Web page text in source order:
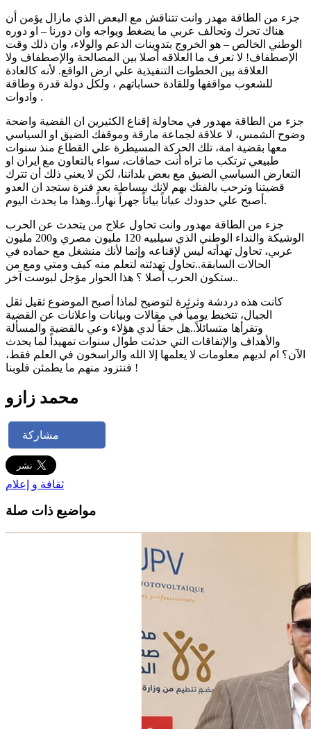
جزء من الطاقة مهدر وانت تتناقش مع البعض الذي مازال يؤمن أن
هناك تحرك وتحالف عربي ما يضغط ويواجه وان دورنا – او دوره
الوطني الخالص – هو الخروج بتدوينات الدعم والولاء، وان ذلك وقت
الإصطفاف! لا تعرف ما العلاقه أصلا بين المصالحة والإصطفاف ولا
العلاقة بين الخطوات التنفيذية علي ارض الواقع. لأنه كالعادة
للشعوب مواقفها وللقادة حساباتهم ، ولكل دولة قدرة وطاقة
وادوات .
جزء من الطاقة مهدور في محاولة إقناع الكثيرين ان القضية واضحة
وضوح الشمس، لا علاقة لجماعة مارقة وموقفك الضيق او السياسي
معها بقضية امة، تلك الحركة المسيطرة علي القطاع منذ سنوات
طبيعي ترتكب ما تراه أنت حماقات، سواء بالتعاون مع ايران او
التعارض السياسي الضيق مع بعض بلداننا، لكن لا يعني ذلك أن تترك
قضيتنا وترحب بالفتك بهم لانك ببساطة بعد فترة ستجد ان العدو
أصبح علي حدودك عياناً بياناً جهراً نهاراً..وهذا ما يحدث اليوم.
جزء من الطاقة مهدور وانت تحاول علاج من يتحدث عن الحرب
الوشيكة والنداء الوطني الذي سيلبيه 120 مليون مصري و200 مليون
عربي، تحاول تهدأته ليس لإقناعه وإنما لأنك منشغل مع حماده في
الحالات السابقة..تحاول تهدئته لتعلم منه كيف ومتي ومع من
ستكون الحرب أصلا ؟ هذا الحوار مؤجل لبوست آخر..
كانت هذه دردشة وثرثرة لتوضيح لماذا أصبح الموضوع ثقيل ثقل
الجبال، تتخبط يومياً في مقالات وبيانات واعلانات عن القضية
وتقرأها متسائلاً..هل حقاً لدي هؤلاء وعي بالقضية والمسألة
والأهداف والإتفاقات التي حدثت طوال سنوات تمهيداً لما يحدث
الآن؟ ام لديهم معلومات لا يعلمها إلا الله والراسخون في العلم فقط،
فنتزود منهم ما يطمئن قلوبنا !
محمد زازو
مشاركة
ثقافة و إعلام
مواضيع ذات صلة